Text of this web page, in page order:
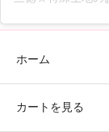
ホーム
カートを見る